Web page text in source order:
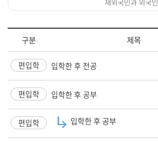
재외국민과 외국인
구분 제목
편입학 입학한 후 전공
편입학 입학한 후 공부
편입학 입학한 후 공부